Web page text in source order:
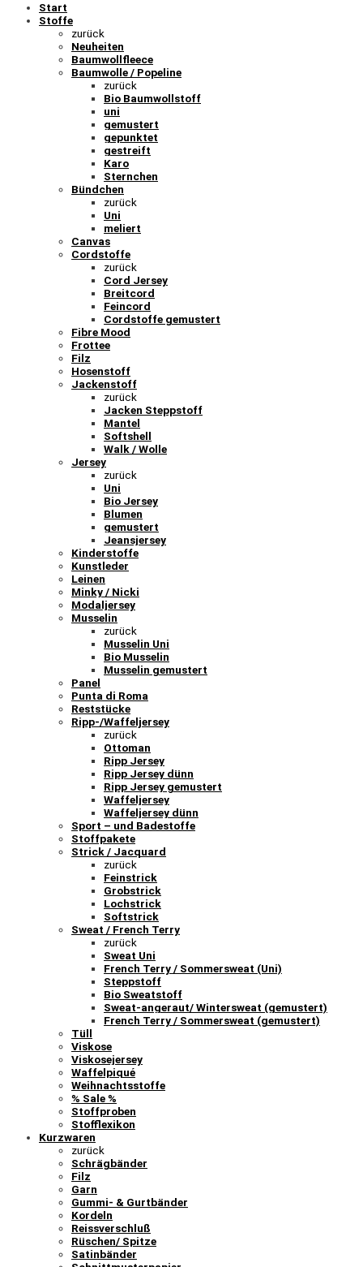
Start
Stoffe
zurück
Neuheiten
Baumwollfleece
Baumwolle / Popeline
zurück
Bio Baumwollstoff
uni
gemustert
gepunktet
gestreift
Karo
Sternchen
Bündchen
zurück
Uni
meliert
Canvas
Cordstoffe
zurück
Cord Jersey
Breitcord
Feincord
Cordstoffe gemustert
Fibre Mood
Frottee
Filz
Hosenstoff
Jackenstoff
zurück
Jacken Steppstoff
Mantel
Softshell
Walk / Wolle
Jersey
zurück
Uni
Bio Jersey
Blumen
gemustert
Jeansjersey
Kinderstoffe
Kunstleder
Leinen
Minky / Nicki
Modaljersey
Musselin
zurück
Musselin Uni
Bio Musselin
Musselin gemustert
Panel
Punta di Roma
Reststücke
Ripp-/Waffeljersey
zurück
Ottoman
Ripp Jersey
Ripp Jersey dünn
Ripp Jersey gemustert
Waffeljersey
Waffeljersey dünn
Sport – und Badestoffe
Stoffpakete
Strick / Jacquard
zurück
Feinstrick
Grobstrick
Lochstrick
Softstrick
Sweat / French Terry
zurück
Sweat Uni
French Terry / Sommersweat (Uni)
Steppstoff
Bio Sweatstoff
Sweat-angeraut/ Wintersweat (gemustert)
French Terry / Sommersweat (gemustert)
Tüll
Viskose
Viskosejersey
Waffelpiqué
Weihnachtsstoffe
% Sale %
Stoffproben
Stofflexikon
Kurzwaren
zurück
Schrägbänder
Filz
Garn
Gummi- & Gurtbänder
Kordeln
Reissverschluß
Rüschen/ Spitze
Satinbänder